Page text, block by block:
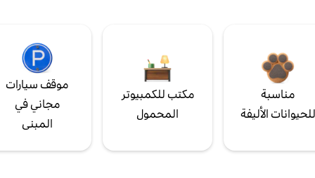
مناسبة
للحيوانات الأليفة
مكتب للكمبيوتر
المحمول
موقف سيارات
مجاني في
المبنى